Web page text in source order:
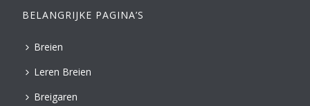
BELANGRIJKE PAGINA’S
Breien
Leren Breien
Breigaren